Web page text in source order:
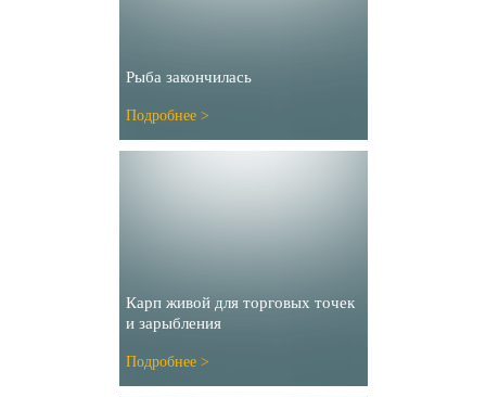
Рыба закончилась
Подробнее >
Карп живой для торговых точек
и зарыбления
Подробнее >